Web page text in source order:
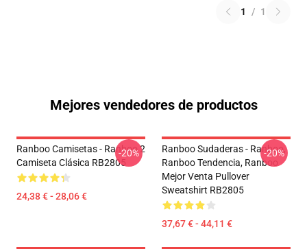
1 / 1
Mejores vendedores de productos
Ranboo Camisetas - Ranboo 2
Camiseta Clásica RB2805
24,38 € - 28,06 €
-20%
Ranboo Sudaderas - Ranboo,
Ranboo Tendencia, Ranboo
Mejor Venta Pullover
Sweatshirt RB2805
37,67 € - 44,11 €
-20%